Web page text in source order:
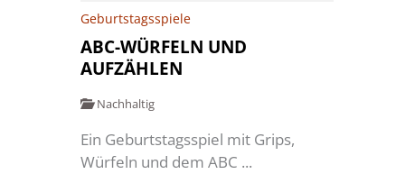
Geburtstagsspiele
ABC-WÜRFELN UND
AUFZÄHLEN
Nachhaltig
Ein Geburtstagsspiel mit Grips,
Würfeln und dem ABC ...